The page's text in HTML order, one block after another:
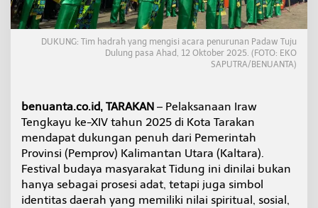
r
a
w
T
e
a
y
u
2
0
2
5
s
DUKUNG: Tim hadrah yang mengisi acara penurunan Padaw Tuju
Dulung pasa Ahad, 12 Oktober 2025. (FOTO: EKO
SAPUTRA/BENUANTA)
benuanta.co.id, TARAKAN – Pelaksanaan Iraw
Tengkayu ke-XIV tahun 2025 di Kota Tarakan
mendapat dukungan penuh dari Pemerintah
Provinsi (Pemprov) Kalimantan Utara (Kaltara).
Festival budaya masyarakat Tidung ini dinilai bukan
hanya sebagai prosesi adat, tetapi juga simbol
identitas daerah yang memiliki nilai spiritual, sosial,